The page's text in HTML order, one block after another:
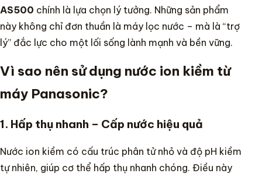
AS500 chính là lựa chọn lý tưởng. Những sản phẩm
này không chỉ đơn thuần là máy lọc nước – mà là “trợ
lý” đắc lực cho một lối sống lành mạnh và bền vững.
Vì sao nên sử dụng nước ion kiềm từ
máy Panasonic?
1. Hấp thụ nhanh – Cấp nước hiệu quả
Nước ion kiềm có cấu trúc phân tử nhỏ và độ pH kiềm
tự nhiên, giúp cơ thể hấp thụ nhanh chóng. Điều này